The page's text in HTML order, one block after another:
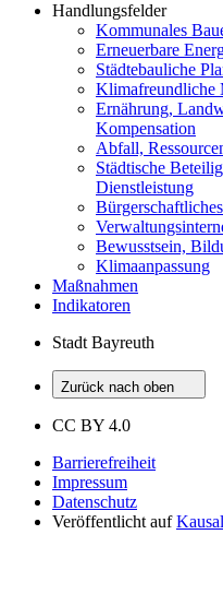
Handlungsfelder
Kommunales
Erneuerbare
Städtebauliche
Klimafreundliche
Ernährung,
Kompensation
Abfall,
Städtische
Dienstleistung
Bewusstsein,
Klimaanpassung
Maßnahmen
Indikatoren
Stadt Bayreuth
Zurück nach oben
CC BY 4.0
Barrierefreiheit
Impressum
Datenschutz
Veröffentlicht auf